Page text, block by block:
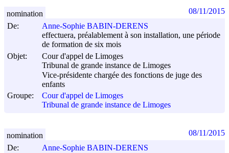
De:
Anne-Sophie BABIN-DERENS
effectuera, préalablement à son installation, une période
de formation de six mois
Objet:
Cour d'appel de Limoges
Tribunal de grande instance de Limoges
Vice-présidente chargée des fonctions de juge des
enfants
Groupe:
Cour d'appel de Limoges
Tribunal de grande instance de Limoges
nomination 08/11/2015
De:
Anne-Sophie BABIN-DERENS
nomination 08/11/2015